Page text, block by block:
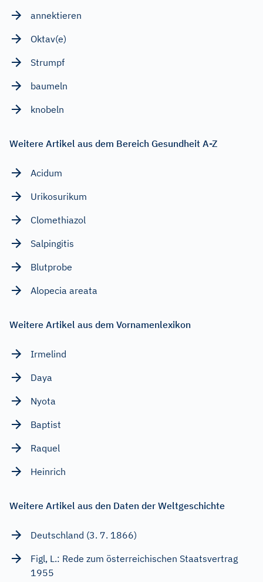
annektieren
Oktav(e)
Strumpf
baumeln
knobeln
Weitere Artikel aus dem Bereich Gesundheit A-Z
Acidum
Urikosurikum
Clomethiazol
Salpingitis
Blutprobe
Alopecia areata
Weitere Artikel aus dem Vornamenlexikon
Irmelind
Daya
Nyota
Baptist
Raquel
Heinrich
Weitere Artikel aus den Daten der Weltgeschichte
Deutschland (3. 7. 1866)
Figl, L.: Rede zum österreichischen Staatsvertrag
1955